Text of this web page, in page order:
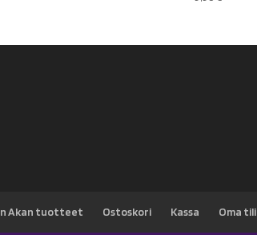
Akan tuotteet Ostoskori Kassa Oma tili